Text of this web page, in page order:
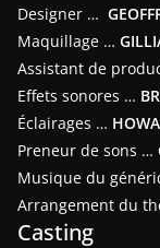
Designer …
Maquillage …
Assistant de
Effets sonores …
Éclairages …
Preneur de sons …
Musique du
Arrangement du
Casting